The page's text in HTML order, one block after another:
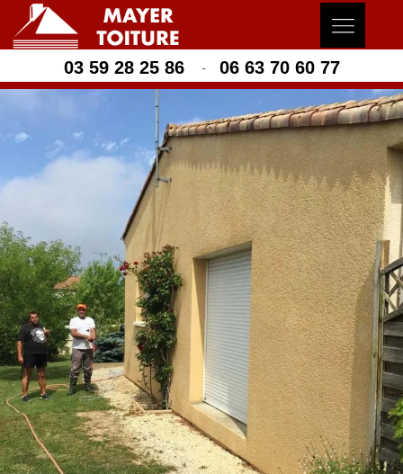
03 59 28 25 86 - 06 63 70 60 77